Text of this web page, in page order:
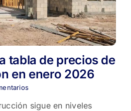
tabla de precios de
en enero 2026
sigue en niveles